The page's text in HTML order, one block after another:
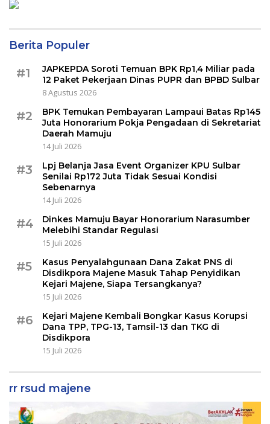
Berita Populer
#1
JAPKEPDA Soroti Temuan BPK Rp1,4 Miliar pada
12 Paket Pekerjaan Dinas PUPR dan BPBD Sulbar
8 Agustus 2026
#2
BPK Temukan Pembayaran Lampaui Batas Rp145
Juta Honorarium Pokja Pengadaan di Sekretariat
Daerah Mamuju
14 Juli 2026
#3
Lpj Belanja Jasa Event Organizer KPU Sulbar
Senilai Rp172 Juta Tidak Sesuai Kondisi
Sebenarnya
14 Juli 2026
#4
Dinkes Mamuju Bayar Honorarium Narasumber
Melebihi Standar Regulasi
15 Juli 2026
#5
Kasus Penyalahgunaan Dana Zakat PNS di
Disdikpora Majene Masuk Tahap Penyidikan
Kejari Majene, Siapa Tersangkanya?
15 Juli 2026
#6
Kejari Majene Kembali Bongkar Kasus Korupsi
Dana TPP, TPG-13, Tamsil-13 dan TKG di
Disdikpora
15 Juli 2026
rr rsud majene